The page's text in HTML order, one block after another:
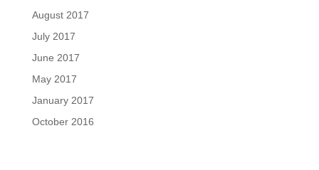
August 2017
July 2017
June 2017
May 2017
January 2017
October 2016